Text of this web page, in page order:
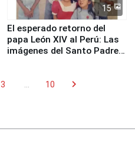
15
El esperado retorno del
papa León XIV al Perú: Las
imágenes del Santo Padre
3 10 chevron_right